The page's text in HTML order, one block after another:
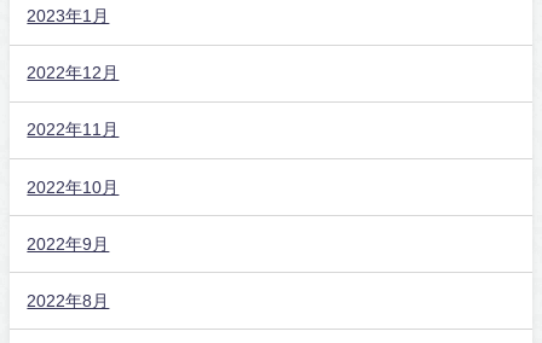
2023年1月
2022年12月
2022年11月
2022年10月
2022年9月
2022年8月